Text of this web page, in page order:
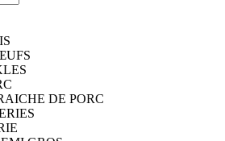
DE PORC